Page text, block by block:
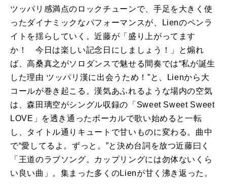
ツッパリ感満点のロックチューンで、手足を大きく使
ったダイナミックなパフォーマンスが、
Lienのペンラ
イトを揺らしていく。近藤が「盛り上がってます
か！ 今日は楽しい記念日にしましょう！」と煽れ
ば、高桑真之がソロダンスで魅せる間奏では“私が誕生
した理由 ツッパリ漢に出会うため！”と、
Lienから大
コールが巻き起こる。漢気あふれるような場内の空気
は、森田璃空がシングル収録の「 Sweet Sweet Sweet
LOVE 」を透き通ったボーカルで歌い始めると一転
し、タイトル通りキュートで甘いものに変わる。曲中
で“愛してるよ。ずっと。”と決め台詞を放つ近藤曰く
「王道のラブソング。カップリングには勿体ないくら
い良い曲」。集まった多くのLienが甘く沸き返った。